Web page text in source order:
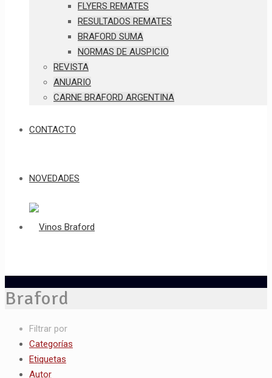
FLYERS REMATES
RESULTADOS REMATES
BRAFORD SUMA
NORMAS DE AUSPICIO
REVISTA
ANUARIO
CARNE BRAFORD ARGENTINA
CONTACTO
NOVEDADES
Braford
Filtrar por
Categorías
Etiquetas
Autor